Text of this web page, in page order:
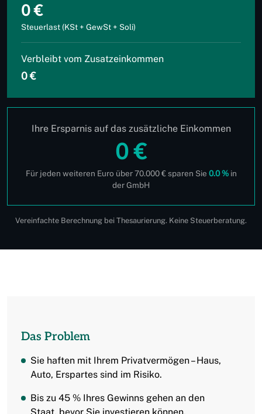
0 €
Steuerlast (KSt + GewSt + Soli)
Verbleibt vom Zusatzeinkommen
0 €
Ihre Ersparnis auf das zusätzliche Einkommen
0 €
Für jeden weiteren Euro über 70.000 € sparen Sie 0.0 %in
der GmbH
Vereinfachte Berechnung bei Thesaurierung. Keine Steuerberatung.
Das Problem
Sie haften mit Ihrem Privatvermögen – Haus,
Auto, Erspartes sind im Risiko.
Bis zu 45 % Ihres Gewinns gehen an den
Staat, bevor Sie investieren können.